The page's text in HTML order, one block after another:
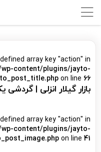
array key "action" in
content/plugins/jayto-
on line 66
بازار گیلار انزلی | گردشی
array key "action" in
content/plugins/jayto-
on line 41